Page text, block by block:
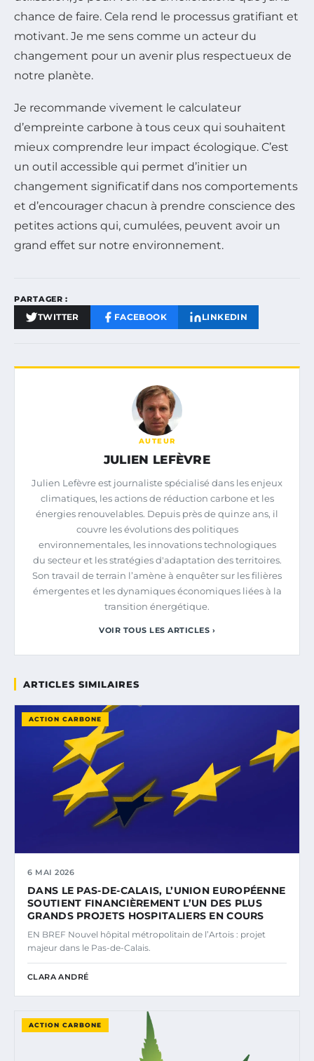
chance de faire. Cela rend le processus gratifiant et
motivant. Je me sens comme un acteur du
changement pour un avenir plus respectueux de
notre planète.
Je recommande vivement le calculateur
d’empreinte carbone à tous ceux qui souhaitent
mieux comprendre leur impact écologique. C’est
un outil accessible qui permet d’initier un
changement significatif dans nos comportements
et d’encourager chacun à prendre conscience des
petites actions qui, cumulées, peuvent avoir un
grand effet sur notre environnement.
PARTAGER :
TWITTER FACEBOOK LINKEDIN
AUTEUR
JULIEN LEFÈVRE
Julien Lefèvre est journaliste spécialisé dans les enjeux
climatiques, les actions de réduction carbone et les
énergies renouvelables. Depuis près de quinze ans, il
couvre les évolutions des politiques
environnementales, les innovations technologiques
du secteur et les stratégies d'adaptation des territoires.
Son travail de terrain l’amène à enquêter sur les filières
émergentes et les dynamiques économiques liées à la
transition énergétique.
VOIR TOUS LES ARTICLES ›
ARTICLES SIMILAIRES
ACTION CARBONE
6 MAI 2026
DANS LE PAS-DE-CALAIS, L’UNION EUROPÉENNE
SOUTIENT FINANCIÈREMENT L’UN DES PLUS
GRANDS PROJETS HOSPITALIERS EN COURS
EN BREF Nouvel hôpital métropolitain de l’Artois : projet
majeur dans le Pas-de-Calais.
CLARA ANDRÉ
ACTION CARBONE